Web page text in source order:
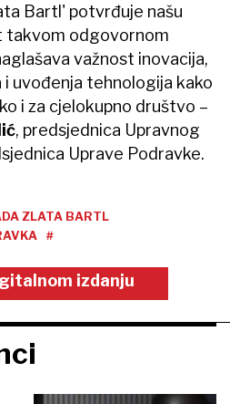
Bartl' potvrđuje našu
takvom odgovornom
važnost inovacija,
i uvođenja tehnologija kako
i za cjelokupno društvo –
, predsjednica Upravnog
Uprave Podravke.
ZLATA BARTL
#
izdanju